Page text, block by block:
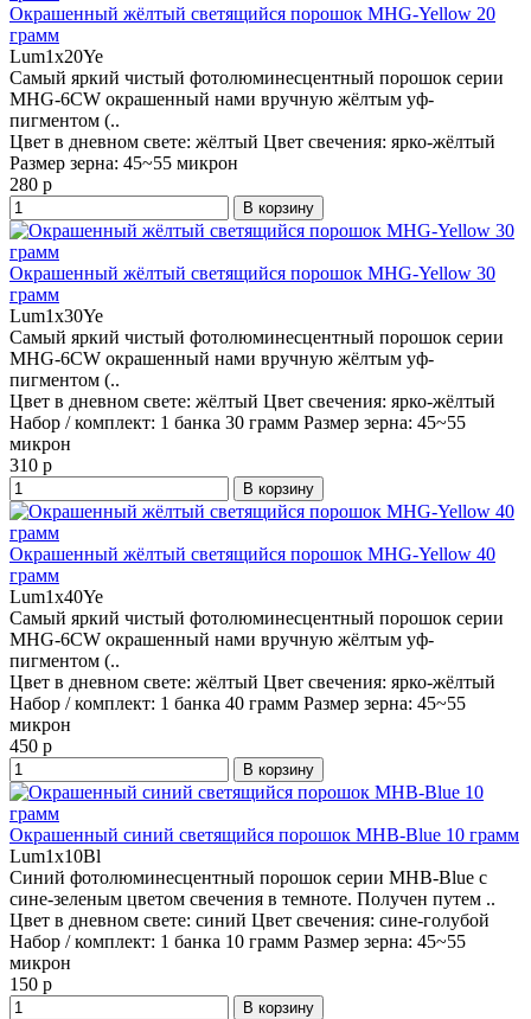
Окрашенный жёлтый светящийся порошок MHG-Yellow 20
грамм
Lum1x20Ye
Самый яркий чистый фотолюминесцентный порошок серии
MHG-6CW окрашенный нами вручную жёлтым уф-
пигментом (..
Цвет в дневном свете: жёлтый Цвет свечения: ярко-жёлтый
Размер зерна: 45~55 микрон
280 р
В корзину
Окрашенный жёлтый светящийся порошок MHG-Yellow 30
грамм
Lum1x30Ye
Самый яркий чистый фотолюминесцентный порошок серии
MHG-6CW окрашенный нами вручную жёлтым уф-
пигментом (..
Цвет в дневном свете: жёлтый Цвет свечения: ярко-жёлтый
Набор / комплект: 1 банка 30 грамм Размер зерна: 45~55
микрон
310 р
В корзину
Окрашенный жёлтый светящийся порошок MHG-Yellow 40
грамм
Lum1x40Ye
Самый яркий чистый фотолюминесцентный порошок серии
MHG-6CW окрашенный нами вручную жёлтым уф-
пигментом (..
Цвет в дневном свете: жёлтый Цвет свечения: ярко-жёлтый
Набор / комплект: 1 банка 40 грамм Размер зерна: 45~55
микрон
450 р
В корзину
Окрашенный синий светящийся порошок MHB-Blue 10 грамм
Lum1x10Bl
Синий фотолюминесцентный порошок серии MHB-Blue с
сине-зеленым цветом свечения в темноте. Получен путем ..
Цвет в дневном свете: синий Цвет свечения: сине-голубой
Набор / комплект: 1 банка 10 грамм Размер зерна: 45~55
микрон
150 р
В корзину